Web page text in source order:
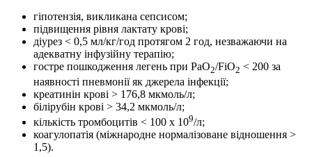
гіпотензія, викликана сепсисом;
підвищення рівня лактату крові;
діурез < 0,5 мл/кг/год протягом 2 год, незважаючи на
адекватну інфузійну терапію;
гостре пошкодження легень при PaO2/FiO2 < 200 за
наявності пневмонії як джерела інфекції;
креатинін крові > 176,8 мкмоль/л;
білірубін крові > 34,2 мкмоль/л;
кількість тромбоцитів < 100 х 109/л;
коагулопатія (міжнародне нормалізоване відношення >
1,5).